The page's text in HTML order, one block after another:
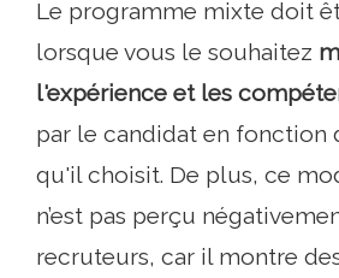
Le programme mixte doit
lorsque vous le souhaitez
l'expérience et les
par le candidat en fonction
qu'il choisit. De plus, ce
n’est pas perçu
recruteurs, car il montre